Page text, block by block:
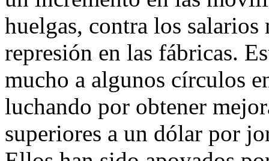
huelgas, contra los
represión en las fábricas.
mucho a algunos círculos
luchando por obtener
superiores a un dólar por